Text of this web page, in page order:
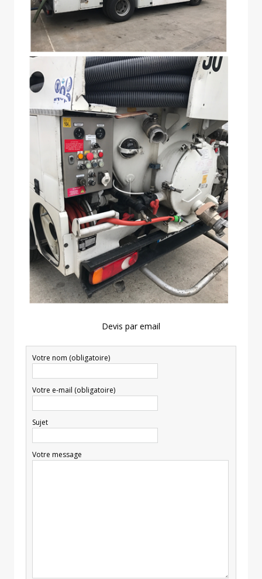
Devis par email
Votre nom (obligatoire)
Votre e-mail (obligatoire)
Sujet
Votre message